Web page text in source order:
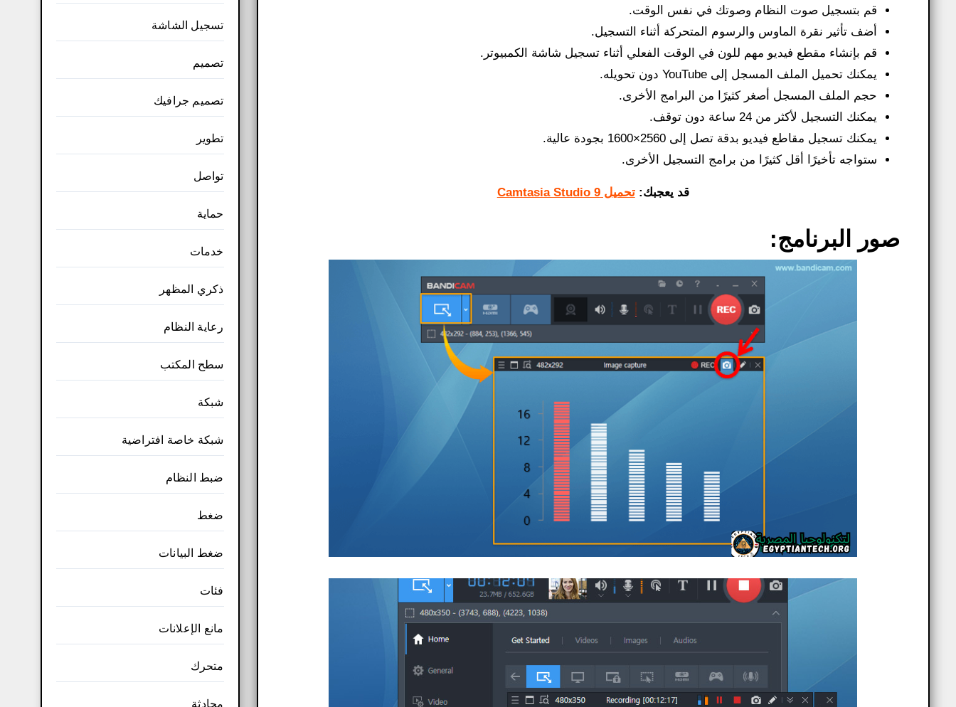
قم بتسجيل صوت النظام وصوتك في نفس الوقت.
أضف تأثير نقرة الماوس والرسوم المتحركة أثناء التسجيل.
قم بإنشاء مقطع فيديو مهم للون في الوقت الفعلي أثناء تسجيل شاشة الكمبيوتر.
يمكنك تحميل الملف المسجل إلى YouTube دون تحويله.
حجم الملف المسجل أصغر كثيرًا من البرامج الأخرى.
يمكنك التسجيل لأكثر من 24 ساعة دون توقف.
يمكنك تسجيل مقاطع فيديو بدقة تصل إلى 2560×1600 بجودة عالية.
ستواجه تأخيرًا أقل كثيرًا من برامج التسجيل الأخرى.
قد يعجبك:تحميل Camtasia Studio 9
صور البرنامج:
تسجيل الشاشة
تصميم
تصميم جرافيك
تطوير
تواصل
حماية
خدمات
ذكري المظهر
رعاية النظام
سطح المكتب
شبكة
شبكة خاصة افتراضية
ضبط النظام
ضغط
ضغط البيانات
فئات
مانع الإعلانات
متحرك
محادثة